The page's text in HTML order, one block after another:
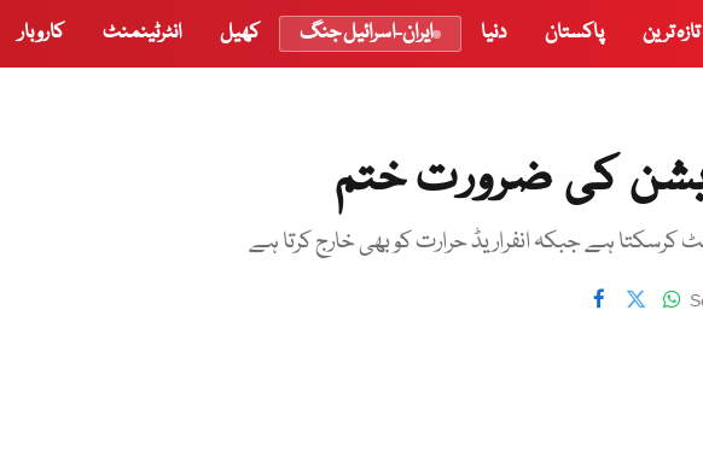
تازہ ترین پاکستان دنیا ایران-اسرائیل جنگ کھیل انٹرٹینمنٹ کاروبار
کی ضرورت ختم